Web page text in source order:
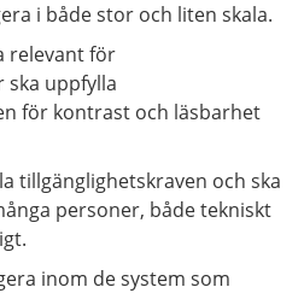
i både stor och liten skala.
relevant för
ska uppfylla
för kontrast och läsbarhet
tillgänglighetskraven och ska
personer, både tekniskt
inom de system som